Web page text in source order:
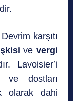
karşıtı
vevergi
Lavoisier’i
ve dostları
olarak dahi